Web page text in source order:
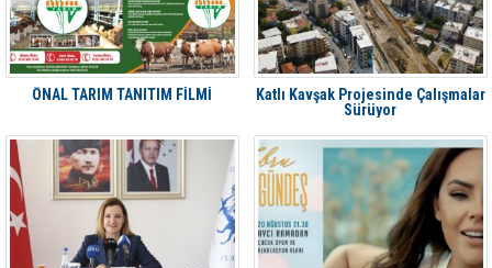
ÖNAL TARIM TANITIM FİLMİ
Katlı Kavşak Projesinde Çalışmalar
Sürüyor